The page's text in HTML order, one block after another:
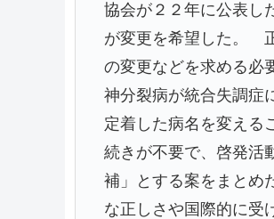
協会が２２年に公表し
が変更を希望した。
の変更などを求める必
神分裂病が統合失調症
定着した病名を変え
続きが不要で、啓発活
補」とする案をまとめ
な正しさや国際的に